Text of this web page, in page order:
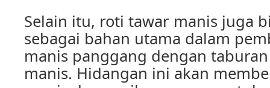
Selain itu, roti tawar manis juga
sebagai bahan utama dalam
manis panggang dengan
manis. Hidangan ini akan